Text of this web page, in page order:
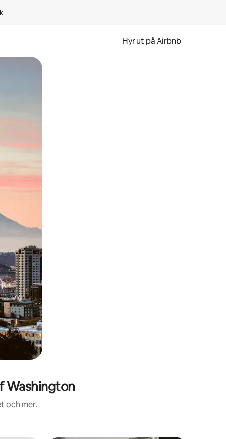
Hyr ut på Airbnb
Washington
och mer.